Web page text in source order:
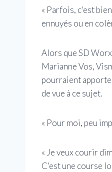
« Parfois, c'est
ennuyés ou en
Alors que SD
Marianne Vos,
pourraient
de vue à ce sujet.
« Pour moi, peu
« Je veux courir
C'est une course